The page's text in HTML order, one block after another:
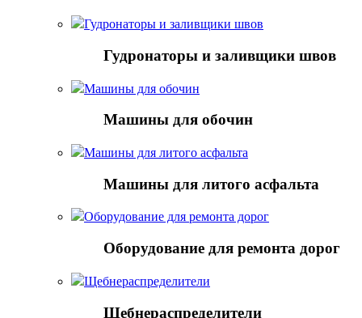
Гудронаторы и заливщики швов
Гудронаторы и заливщики швов
Машины для обочин
Машины для обочин
Машины для литого асфальта
Машины для литого асфальта
Оборудование для ремонта дорог
Оборудование для ремонта дорог
Щебнераспределители
Щебнераспределители